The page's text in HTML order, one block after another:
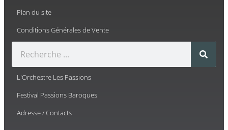
Plan du site
Conditions Générales de Vente
L'Orchestre Les Passions
Festival Passions Baroques
Adresse / Contacts